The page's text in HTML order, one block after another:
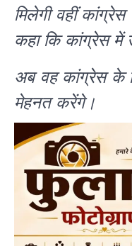
मिलेगी वहीं
कहा कि कांग्रेस में
अब वह कांग्रेस के
मेहनत करेंगे।